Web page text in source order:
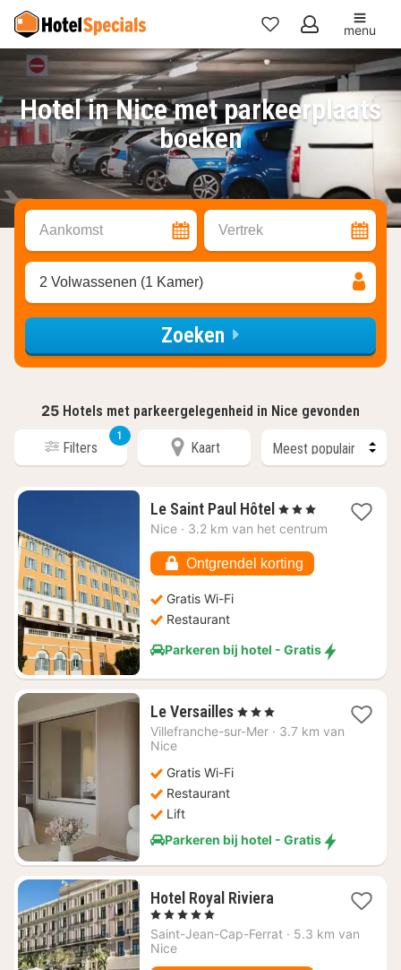
Mijn
favorieten
menu
Hotel in Nice met parkeerplaats
boeken
Aankomst Vertrek
2 Volwassenen (1 Kamer)
Zoeken
25 Hotels met parkeergelegenheid in Nice gevonden
Filters
1
Kaart
Le Saint Paul Hôtel 1
nacht
€
207,27
, 3 Sterren
Nice · 3.2 km van het centrum
Ontgrendel korting
Gratis Wi-Fi
Restaurant
Parkeren bij hotel - Gratis
Le Versailles1
nacht
, 3 Sterren
Villefranche-sur-Mer · 3.7 km van
Nice
Gratis Wi-Fi
Restaurant
Lift
Parkeren bij hotel - Gratis
Hotel Royal Riviera1
vanaf
, 5 Sterren
Saint-Jean-Cap-Ferrat · 5.3 km van
Nice